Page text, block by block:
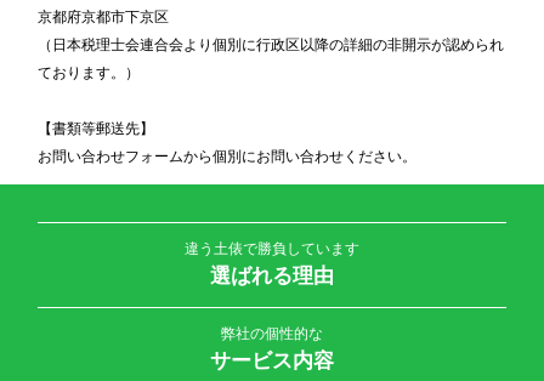
京都府京都市下京区
（日本税理士会連合会より個別に行政区以降の詳細の非開示が認められ
ております。）
【書類等郵送先】
お問い合わせフォームから個別にお問い合わせください。
違う土俵で勝負しています
選ばれる理由
弊社の個性的な
サービス内容